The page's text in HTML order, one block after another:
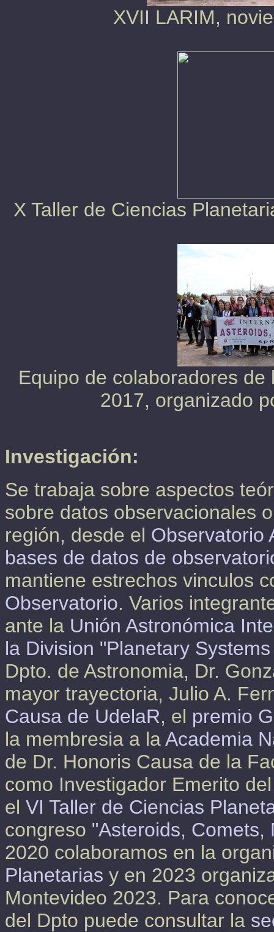
XVII LARIM,
X Taller de Ciencias
Equipo de colaboradores
2017, organizado
Investigación:
Se trabaja sobre aspectos
sobre datos observacionales
región, desde el Observatorio
bases de datos de
mantiene estrechos vinculos
Observatorio. Varios
ante la Unión Astronómica
la Division "Planetary
Dpto. de Astronomia, Dr.
mayor trayectoria, Julio A.
Causa de UdelaR, el premio
la membresia a laAcademia
de Dr. Honoris Causa de la
como Investigador Emerito
el VI Taller de Ciencias
congreso "Asteroids, Comets,
2020 colaboramos en la
Planetarias y en 2023
Montevideo 2023. Para
del Dpto puede consultar la